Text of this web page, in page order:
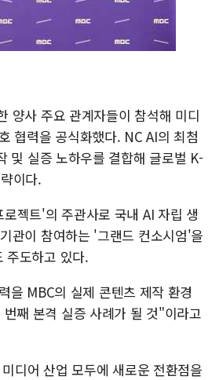
양사 주요 관계자들이 참석해 미디
협력을 공식화했다. NC AI의 최첨
및 실증 노하우를 결합해 글로벌 K-
이다.
젝트'의 주관사로 국내 AI 자립 생
관이 참여하는 '그랜드 컨소시엄'을
주도하고 있다.
을 MBC의 실제 콘텐츠 제작 환경
째 본격 실증 사례가 될 것"이라고
디어 산업 모두에 새로운 전환점을